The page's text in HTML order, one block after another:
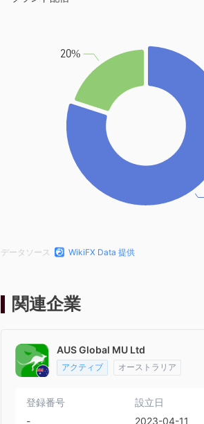
データソース WikiFX Data 提供
関連企業
AUS Global MU Ltd
アクティブ オーストラリア
登録番号
-
設立日
2023-04-11